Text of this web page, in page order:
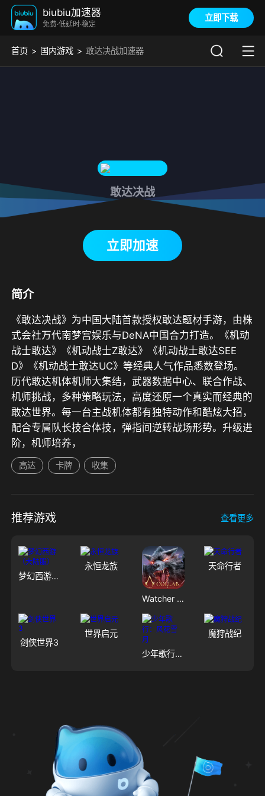
biubiu加速器
免费·低延时·稳定
立即下载
首页 国内游戏 敢达决战加速器
敢达决战
立即加速
简介
《敢达决战》为中国大陆首款授权敢达题材手游，由株
式会社万代南梦宫娱乐与DeNA中国合力打造。《机动
战士敢达》《机动战士Z敢达》《机动战士敢达SEE
D》《机动战士敢达UC》等经典人气作品悉数登场。
历代敢达机体机师大集结，武器数据中心、联合作战、
机师挑战，多种策略玩法，高度还原一个真实而经典的
敢达世界。每一台主战机体都有独特动作和酷炫大招，
配合专属队长技合体技，弹指间逆转战场形势。升级进
阶，机师培养，
高达 卡牌 收集
推荐游戏 查看更多
梦幻西游（大陆服）
永恒龙族
Watcher of Realms - US
天命行者
剑侠世界3
世界启元
少年歌行：风花雪月
魔狩战纪